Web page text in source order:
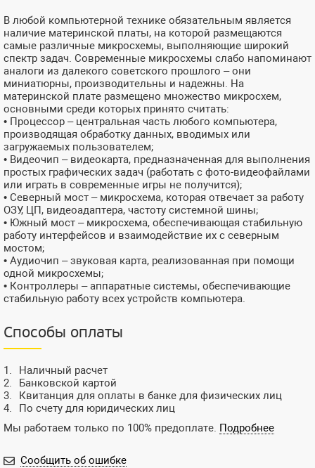
В любой компьютерной технике обязательным является
наличие материнской платы, на которой размещаются
самые различные микросхемы, выполняющие широкий
спектр задач. Современные микросхемы слабо напоминают
аналоги из далекого советского прошлого – они
миниатюрны, производительны и надежны. На
материнской плате размещено множество микросхем,
основными среди которых принято считать:
• Процессор – центральная часть любого компьютера,
производящая обработку данных, вводимых или
загружаемых пользователем;
• Видеочип – видеокарта, предназначенная для выполнения
простых графических задач (работать с фото-видеофайлами
или играть в современные игры не получится);
• Северный мост – микросхема, которая отвечает за работу
ОЗУ, ЦП, видеоадаптера, частоту системной шины;
• Южный мост – микросхема, обеспечивающая стабильную
работу интерфейсов и взаимодействие их с северным
мостом;
• Аудиочип – звуковая карта, реализованная при помощи
одной микросхемы;
• Контроллеры – аппаратные системы, обеспечивающие
стабильную работу всех устройств компьютера.
Способы оплаты
Наличный расчет
Банковской картой
Квитанция для оплаты в банке для физических лиц
По счету для юридических лиц
Мы работаем только по 100% предоплате. Подробнее
Сообщить об ошибке